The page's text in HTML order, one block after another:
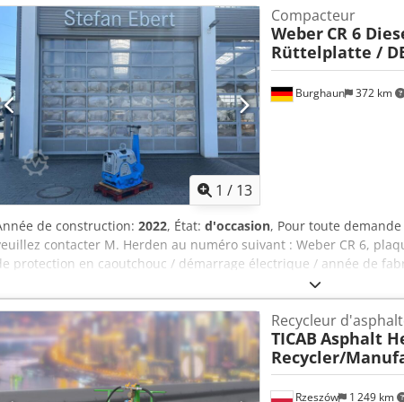
Ahmsf + Transmission hydrostatique + Blocage de différentiel +
Éclairage + Préchauffeur électrique + Lance à main + Barre
+ Trémie à gravier avec convoyeur, dosage réglable + Réservoir
+ Attelage + Équipement communal de première main
offres de véhicules – inscrivez-vous à notre NEWSLETTER ! Erreurs
réserve !
1 / 13
Burghaun 372 km
Compacteur
Weber CR 6
Rüttelplatte /
de construction: 2022, État: d'occasion, Pour toute
contacter M. Herden au numéro suivant : Weber CR 6,
protection en caoutchouc / démarrage électrique / année de
de fonctionnement / appareil de démonstration / en stock et
Prix de vente : 7 990,00 € net / 9 508,10 € TTC
Puissance du moteur (max.) : 7,5 (10,3) kW/ch Poids : 414 kg Force
de travail : 59 cm Avec tapis de protection en caoutchouc
2.0 : - COMPATROL® 2.0 permet un compactage
faibles du sol peuvent être détectés et corrigés à temps -
à une échelle à LED - Économie de temps et de coûts allant
Rzeszów 1 249 km
Recycleur
TICAB Asphalt
Recycler/